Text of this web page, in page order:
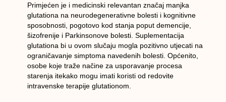
Primjećen je i medicinski relevantan značaj manjka
glutationa na neurodegenerativne bolesti i kognitivne
sposobnosti, pogotovo kod stanja poput demencije,
šizofrenije i Parkinsonove bolesti. Suplementacija
glutationa bi u ovom slučaju mogla pozitivno utjecati na
ograničavanje simptoma navedenih bolesti. Općenito,
osobe koje traže načine za usporavanje procesa
starenja itekako mogu imati koristi od redovite
intravenske terapije glutationom.